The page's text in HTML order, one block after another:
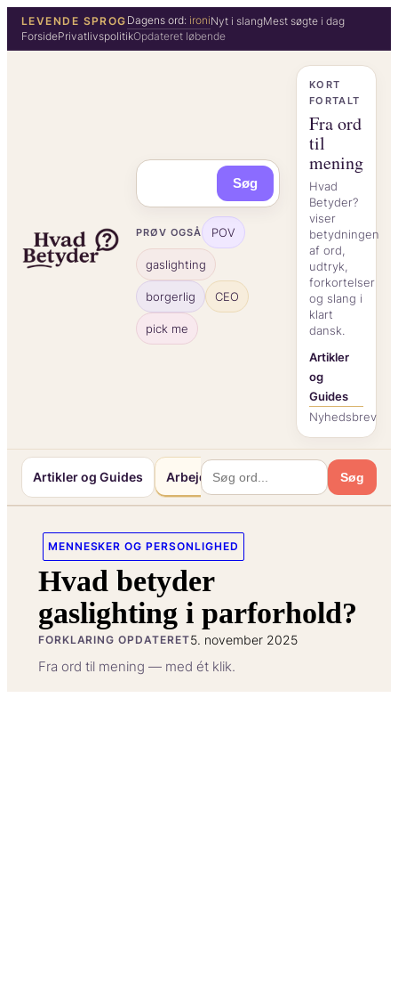
Spring
LEVENDE SPROG Dagens ord: ironiNyt i slangMest søgte i dag
ForsidePrivatlivspolitikOpdateret løbende
Søg
PRØV OGSÅ POV
gaslighting
borgerlig CEO
pick me
KORT
FORTALT
Fra ord
til
mening
Hvad
Betyder?
viser
betydningen
af ord,
udtryk,
forkortelser
og slang i
klart
dansk.
Artikler
og
Guides
Nyhedsbrev
Artikler og Guides Arbejde og Karriereliv Søg
MENNESKER OG PERSONLIGHED
Hvad betyder
gaslighting i parforhold?
FORKLARING OPDATERET5. november 2025
Fra ord til mening — med ét klik.